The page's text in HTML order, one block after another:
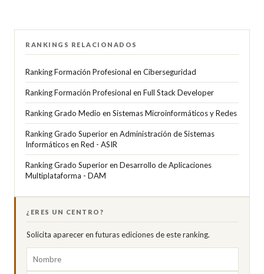
RANKINGS RELACIONADOS
Ranking Formación Profesional en Ciberseguridad
Ranking Formación Profesional en Full Stack Developer
Ranking Grado Medio en Sistemas Microinformáticos y Redes
Ranking Grado Superior en Administración de Sistemas
Informáticos en Red - ASIR
Ranking Grado Superior en Desarrollo de Aplicaciones
Multiplataforma - DAM
¿ERES UN CENTRO?
Solicita aparecer en futuras ediciones de este ranking.